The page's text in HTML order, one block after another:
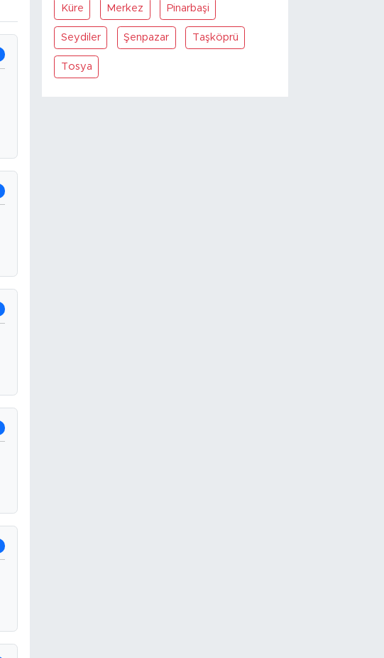
Küre Merkez Pinarbaşi
Seydiler Şenpazar Taşköprü
Tosya